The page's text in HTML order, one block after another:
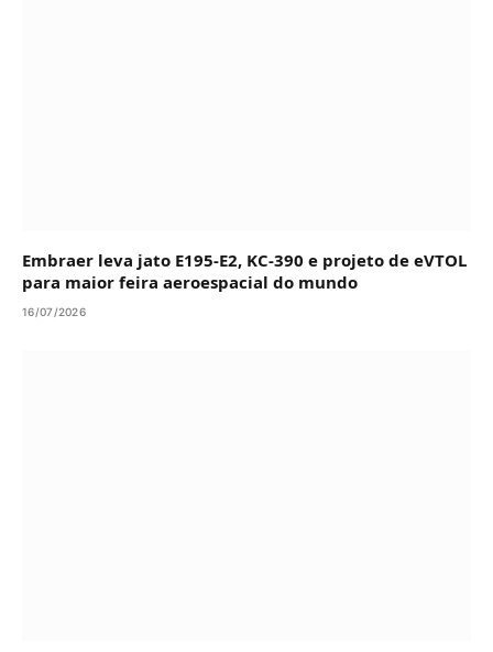
Embraer leva jato E195-E2, KC-390 e projeto de eVTOL
para maior feira aeroespacial do mundo
16/07/2026